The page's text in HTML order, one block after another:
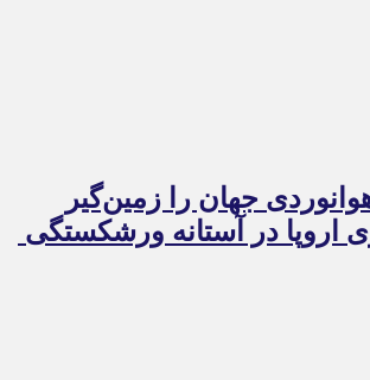
جهان را زمین‌گیر
اروپا در آستانه ورشکستگی